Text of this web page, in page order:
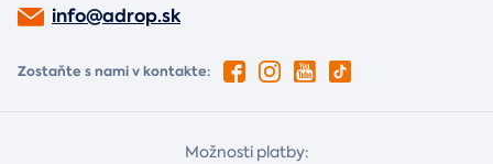
info@adrop.sk
Zostaňte s nami v kontakte:
Možnosti platby: